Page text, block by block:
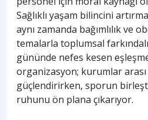
Sağlıklı yaşam bilincini
aynı zamanda bağımlılık ve
temalarla toplumsal
gününde nefes kesen
organizasyon; kurumlar
güçlendirirken, sporun
ruhunu ön plana çıkarıyor.